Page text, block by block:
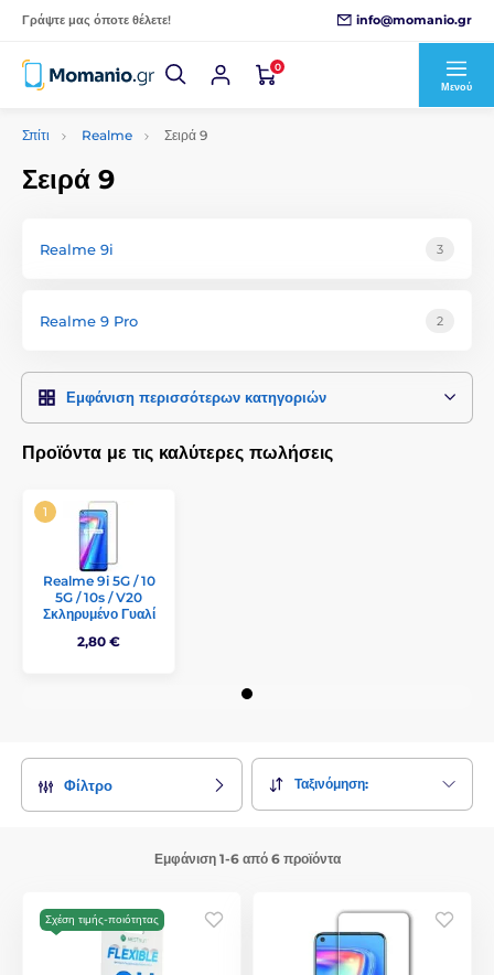
Γράψτε μας όποτε θέλετε! info@momanio.gr
0
Μενού
Σπίτι Realme Σειρά 9
Σειρά 9
Realme 9i 3
Realme 9 Pro 2
Εμφάνιση περισσότερων κατηγοριών
Προϊόντα με τις καλύτερες πωλήσεις
Realme 9i 5G / 10
5G / 10s / V20
Σκληρυμένο Γυαλί
2,80 €
Φίλτρο Ταξινόμηση:
Εμφάνιση 1-6 από 6 προϊόντα
Σχέση τιμής-ποιότητας